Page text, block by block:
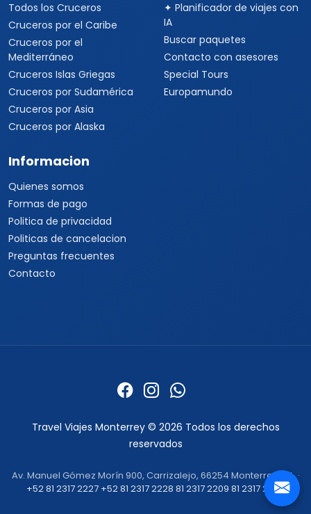
Todos los Cruceros
Cruceros por el Caribe
Cruceros por el
Mediterráneo
Cruceros Islas Griegas
Cruceros por Sudamérica
Cruceros por Asia
Cruceros por Alaska
✦ Planificador de viajes con
IA
Buscar paquetes
Contacto con asesores
Special Tours
Europamundo
Informacion
Quienes somos
Formas de pago
Politica de privacidad
Politicas de cancelacion
Preguntas frecuentes
Contacto
Travel Viajes Monterrey © 2026 Todos los derechos
reservados
Av. Manuel Gómez Morín 900, Carrizalejo, 66254 Monterrey, N.L. ·
+52 81 2317 2227 +52 81 2317 2228 81 2317 2209 81 2317 2232